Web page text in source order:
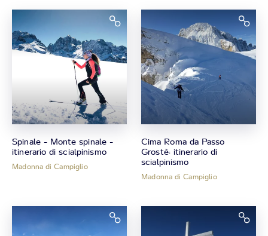
Spinale - Monte spinale -
itinerario di scialpinismo
Madonna di Campiglio
Cima Roma da Passo
Grostè: itinerario di
scialpinismo
Madonna di Campiglio